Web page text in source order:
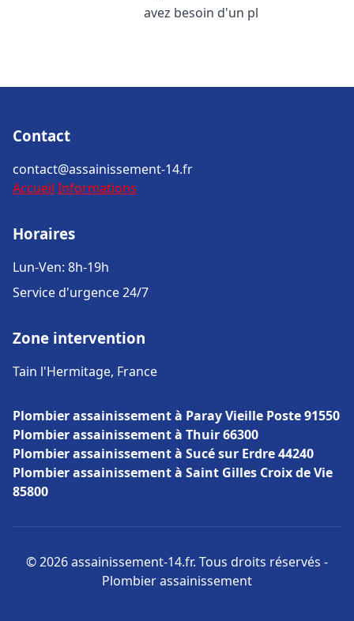
avez besoin d'un pl
Contact
contact@assainissement-14.fr
Accueil Informations
Horaires
Lun-Ven: 8h-19h
Service d'urgence 24/7
Zone intervention
Tain l'Hermitage, France
Plombier assainissement à Paray Vieille Poste 91550
Plombier assainissement à Thuir 66300
Plombier assainissement à Sucé sur Erdre 44240
Plombier assainissement à Saint Gilles Croix de Vie
85800
© 2026 assainissement-14.fr. Tous droits réservés -
Plombier assainissement